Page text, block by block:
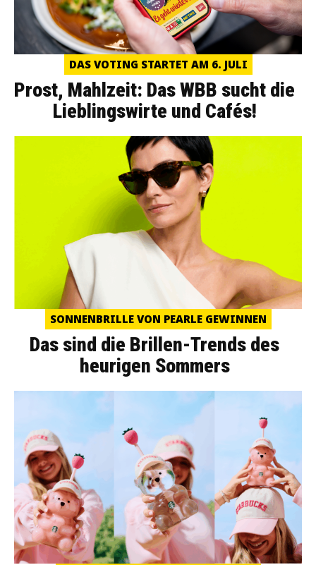
DAS VOTING STARTET AM 6. JULI
Prost, Mahlzeit: Das WBB sucht die
Lieblingswirte und Cafés!
SONNENBRILLE VON PEARLE GEWINNEN
Das sind die Brillen-Trends des
heurigen Sommers